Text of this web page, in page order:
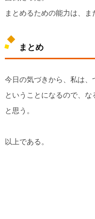
まとめるための能力は、ま
まとめ
今日の気づきから、私は
ということになるので、
と思う。
以上である。